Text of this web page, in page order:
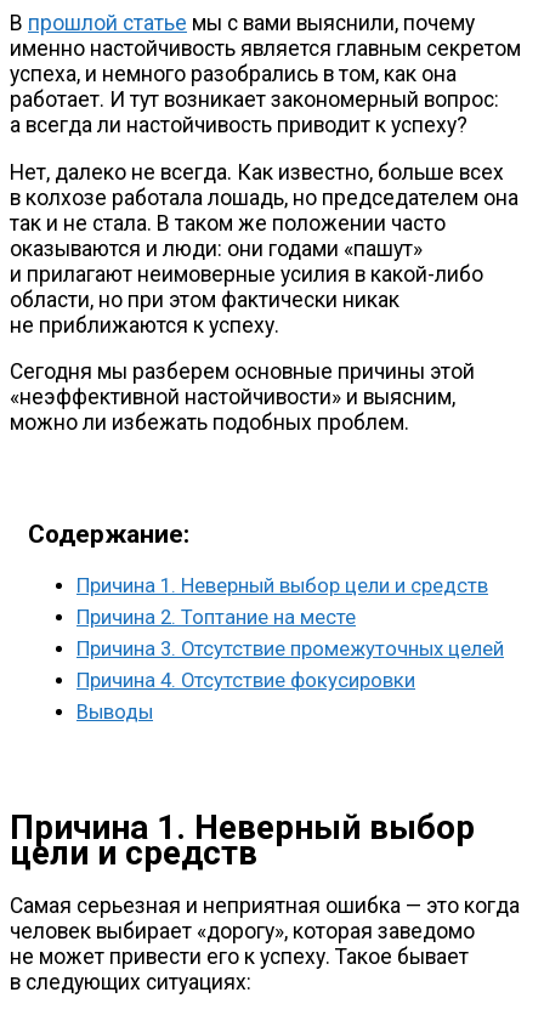
В прошлой статье мы с вами выяснили, почему
именно настойчивость является главным секретом
успеха, и немного разобрались в том, как она
работает. И тут возникает закономерный вопрос:
а всегда ли настойчивость приводит к успеху?
Нет, далеко не всегда. Как известно, больше всех
в колхозе работала лошадь, но председателем она
так и не стала. В таком же положении часто
оказываются и люди: они годами «пашут»
и прилагают неимоверные усилия в какой-либо
области, но при этом фактически никак
не приближаются к успеху.
Сегодня мы разберем основные причины этой
«неэффективной настойчивости» и выясним,
можно ли избежать подобных проблем.
Содержание:
Причина 1. Неверный выбор цели и средств
Причина 2. Топтание на месте
Причина 3. Отсутствие промежуточных целей
Причина 4. Отсутствие фокусировки
Выводы
Причина 1. Неверный выбор
цели и средств
Самая серьезная и неприятная ошибка — это когда
человек выбирает «дорогу», которая заведомо
не может привести его к успеху. Такое бывает
в следующих ситуациях: